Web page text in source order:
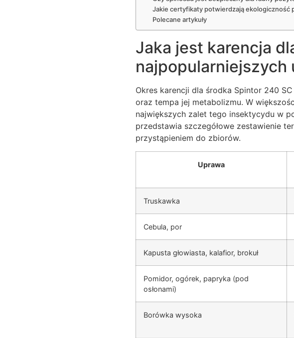
Jakie certyfikaty potwierdzają ekologiczność
Polecane artykuły
Jaka jest karencja
najpopularniejszych
Okres karencji dla środka Spintor 240
oraz tempa jej metabolizmu. W
największych zalet tego insektycydu w
przedstawia szczegółowe zestawienie
przystąpieniem do zbiorów.
Uprawa
Truskawka
Cebula, por
Kapusta głowiasta, kalafior, brokuł
Pomidor, ogórek, papryka (pod
osłonami)
Borówka wysoka